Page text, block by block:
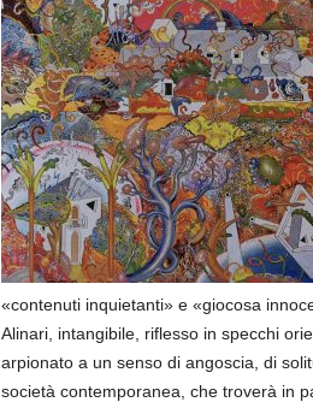
«contenuti inquietanti» e «giocosa
Alinari, intangibile, riflesso in specchi
arpionato a un senso di angoscia, di
società contemporanea, che troverà in